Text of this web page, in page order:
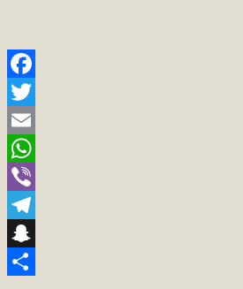
Facebook
Twitter
Email
WhatsApp
Viber
Telegram
Snapchat